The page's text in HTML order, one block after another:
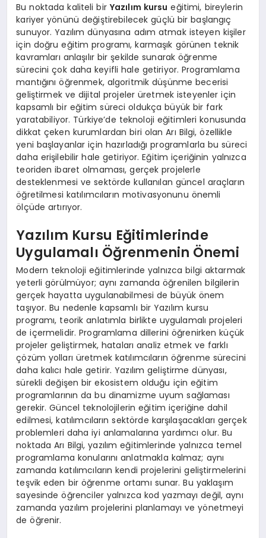
Bu noktada kaliteli bir Yazılım kursu eğitimi, bireylerin
kariyer yönünü değiştirebilecek güçlü bir başlangıç
sunuyor. Yazılım dünyasına adım atmak isteyen kişiler
için doğru eğitim programı, karmaşık görünen teknik
kavramları anlaşılır bir şekilde sunarak öğrenme
sürecini çok daha keyifli hale getiriyor. Programlama
mantığını öğrenmek, algoritmik düşünme becerisi
geliştirmek ve dijital projeler üretmek isteyenler için
kapsamlı bir eğitim süreci oldukça büyük bir fark
yaratabiliyor. Türkiye’de teknoloji eğitimleri konusunda
dikkat çeken kurumlardan biri olan Arı Bilgi, özellikle
yeni başlayanlar için hazırladığı programlarla bu süreci
daha erişilebilir hale getiriyor. Eğitim içeriğinin yalnızca
teoriden ibaret olmaması, gerçek projelerle
desteklenmesi ve sektörde kullanılan güncel araçların
öğretilmesi katılımcıların motivasyonunu önemli
ölçüde artırıyor.
Yazılım Kursu Eğitimlerinde
Uygulamalı Öğrenmenin Önemi
Modern teknoloji eğitimlerinde yalnızca bilgi aktarmak
yeterli görülmüyor; aynı zamanda öğrenilen bilgilerin
gerçek hayatta uygulanabilmesi de büyük önem
taşıyor. Bu nedenle kapsamlı bir Yazılım kursu
programı, teorik anlatımla birlikte uygulamalı projeleri
de içermelidir. Programlama dillerini öğrenirken küçük
projeler geliştirmek, hataları analiz etmek ve farklı
çözüm yolları üretmek katılımcıların öğrenme sürecini
daha kalıcı hale getirir. Yazılım geliştirme dünyası,
sürekli değişen bir ekosistem olduğu için eğitim
programlarının da bu dinamizme uyum sağlaması
gerekir. Güncel teknolojilerin eğitim içeriğine dahil
edilmesi, katılımcıların sektörde karşılaşacakları gerçek
problemleri daha iyi anlamalarına yardımcı olur. Bu
noktada Arı Bilgi, yazılım eğitimlerinde yalnızca temel
programlama konularını anlatmakla kalmaz; aynı
zamanda katılımcıların kendi projelerini geliştirmelerini
teşvik eden bir öğrenme ortamı sunar. Bu yaklaşım
sayesinde öğrenciler yalnızca kod yazmayı değil, aynı
zamanda yazılım projelerini planlamayı ve yönetmeyi
de öğrenir.